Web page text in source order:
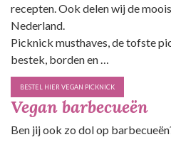
recepten. Ook delen wij de
Nederland.
Picknick musthaves, de tofste
bestek, borden en …
BESTEL HIER VEGAN PICKNICK
Vegan barbecueën
Ben jij ook zo dol op